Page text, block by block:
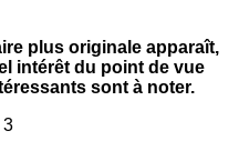
plus originale apparaît,
intérêt du point de vue
sont à noter.
3